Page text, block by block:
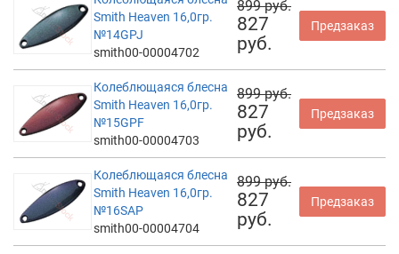
Smith Heaven 16,0гр.
№14GPJ
smith00-00004702
899 руб.
827
руб.
Предзаказ
Колеблющаяся блесна
Smith Heaven 16,0гр.
№15GPF
smith00-00004703
899 руб.
827
руб.
Предзаказ
Колеблющаяся блесна
Smith Heaven 16,0гр.
№16SAP
smith00-00004704
899 руб.
827
руб.
Предзаказ